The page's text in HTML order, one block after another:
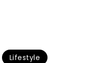
Lifestyle